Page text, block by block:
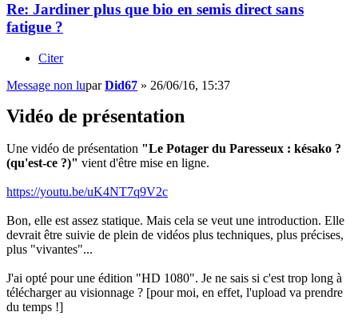
Re: Jardiner plus que bio en semis direct sans
fatigue ?
Citer
Message non luparDid67 » 26/06/16, 15:37
Vidéo de présentation
Une vidéo de présentation "Le Potager du Paresseux : késako ?
(qu'est-ce ?)" vient d'être mise en ligne.
https://youtu.be/uK4NT7q9V2c
Bon, elle est assez statique. Mais cela se veut une introduction. Elle
devrait être suivie de plein de vidéos plus techniques, plus précises,
plus "vivantes"...
J'ai opté pour une édition "HD 1080". Je ne sais si c'est trop long à
télécharger au visionnage ? [pour moi, en effet, l'upload va prendre
du temps !]